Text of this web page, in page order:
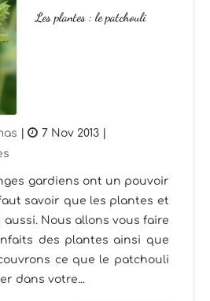
Les plantes : le patchouli
| 7 Nov 2013
gardiens ont un pouvoir
savoir que les plantes et
Nous allons vous faire
des plantes ainsi que
ce que le patchouli
dans votre...